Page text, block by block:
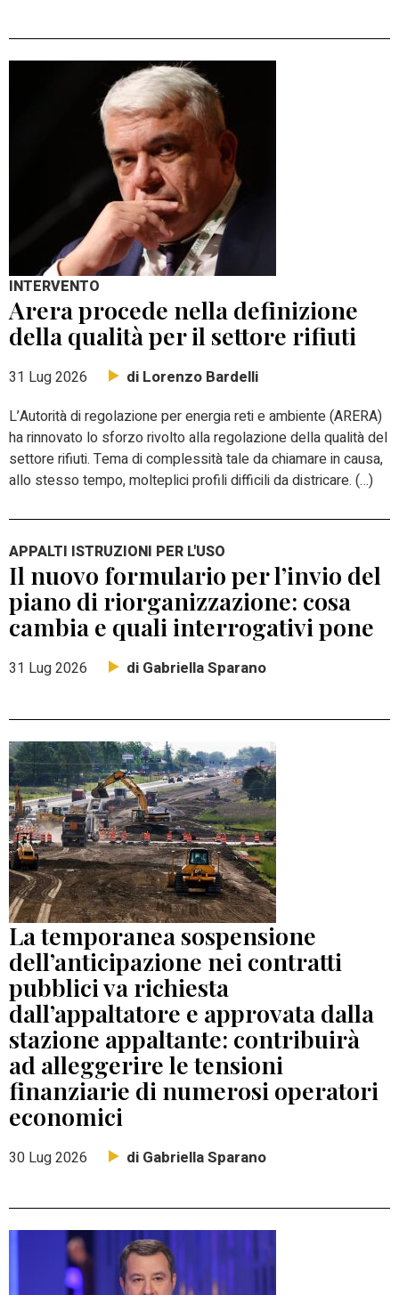
INTERVENTO
Arera procede nella definizione
della qualità per il settore rifiuti
31 Lug 2026 di Lorenzo Bardelli
L’Autorità di regolazione per energia reti e ambiente (ARERA)
ha rinnovato lo sforzo rivolto alla regolazione della qualità del
settore rifiuti. Tema di complessità tale da chiamare in causa,
allo stesso tempo, molteplici profili difficili da districare. (…)
APPALTI ISTRUZIONI PER L'USO
Il nuovo formulario per l’invio del
piano di riorganizzazione: cosa
cambia e quali interrogativi pone
31 Lug 2026 di Gabriella Sparano
La temporanea sospensione
dell’anticipazione nei contratti
pubblici va richiesta
dall’appaltatore e approvata dalla
stazione appaltante: contribuirà
ad alleggerire le tensioni
finanziarie di numerosi operatori
economici
30 Lug 2026 di Gabriella Sparano